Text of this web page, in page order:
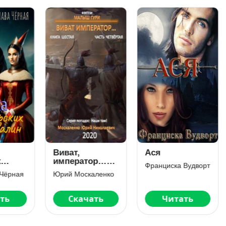
шестая.
Москаленко
Скачать
Франциска Вудворт
Читать
прицепом
Читать